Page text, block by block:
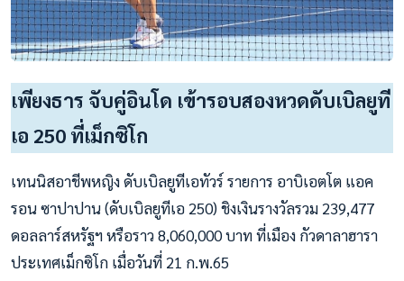
เพียงธาร จับคู่อินโด เข้ารอบสองหวดดับเบิลยูที
เอ 250 ที่เม็กซิโก
เทนนิสอาชีพหญิง ดับเบิลยูทีเอทัวร์ รายการ อาบิเอตโต แอค
รอน ซาปาปาน (ดับเบิลยูทีเอ 250) ชิงเงินรางวัลรวม 239,477
ดอลลาร์สหรัฐฯ หรือราว 8,060,000 บาท ที่เมือง กัวดาลาฮารา
ประเทศเม็กซิโก เมื่อวันที่ 21 ก.พ.65